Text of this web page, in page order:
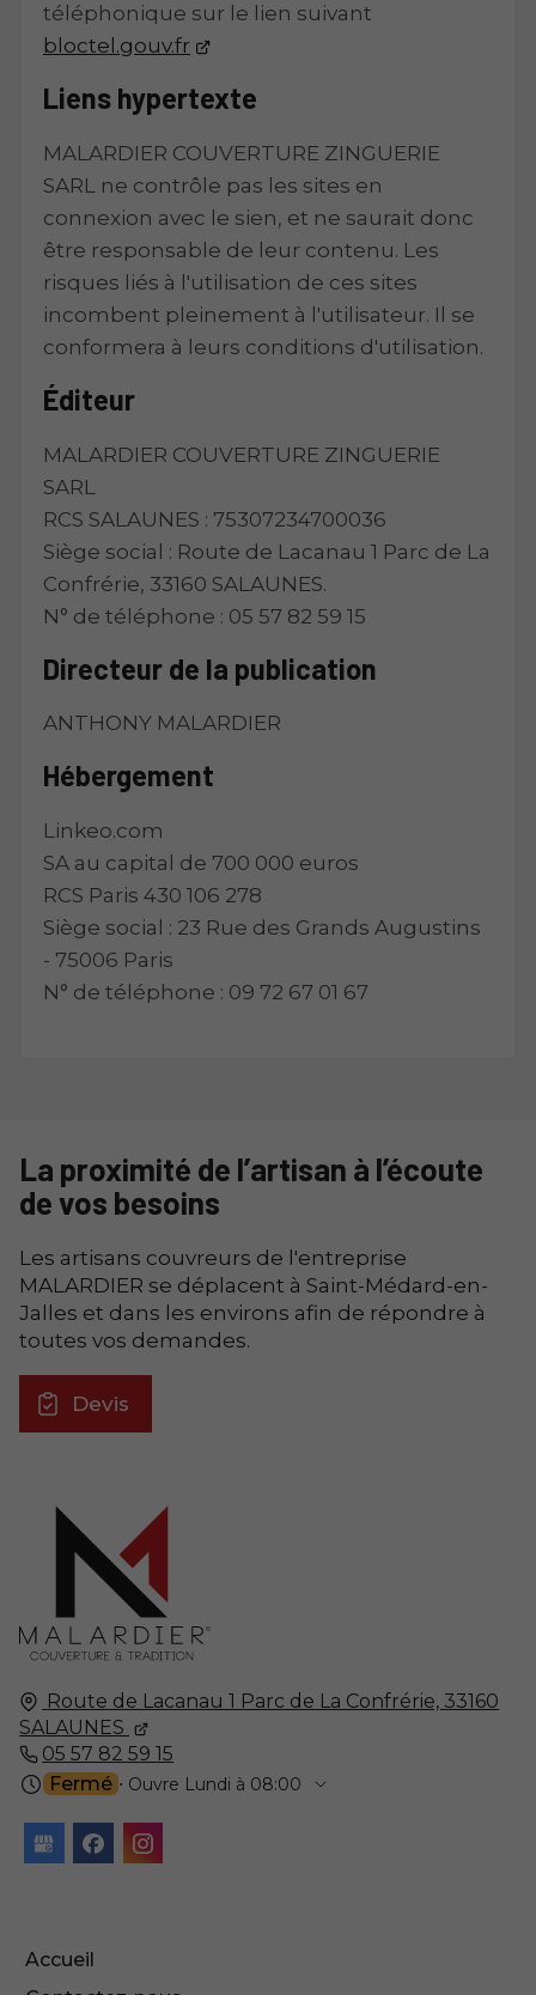
téléphonique sur le lien suivant
bloctel.gouv.fr
Liens hypertexte
MALARDIER COUVERTURE ZINGUERIE
SARL ne contrôle pas les sites en
connexion avec le sien, et ne saurait donc
être responsable de leur contenu. Les
risques liés à l'utilisation de ces sites
incombent pleinement à l'utilisateur. Il se
conformera à leurs conditions d'utilisation.
Éditeur
MALARDIER COUVERTURE ZINGUERIE
SARL
RCS SALAUNES : 75307234700036
Siège social : Route de Lacanau 1 Parc de La
Confrérie, 33160 SALAUNES.
N° de téléphone : 05 57 82 59 15
Directeur de la publication
ANTHONY MALARDIER
Hébergement
Linkeo.com
SA au capital de 700 000 euros
RCS Paris 430 106 278
Siège social : 23 Rue des Grands Augustins
- 75006 Paris
N° de téléphone : 09 72 67 01 67
Route de Lacanau 1 Parc de La Confrérie, 33160
SALAUNES
05 57 82 59 15
Fermé ⋅ Ouvre Lundi à 08:00
Accueil
La proximité de l’artisan à l’écoute
de vos besoins
Les artisans couvreurs de l'entreprise
MALARDIER se déplacent à Saint-Médard-en-
Jalles et dans les environs afin de répondre à
toutes vos demandes.
Devis